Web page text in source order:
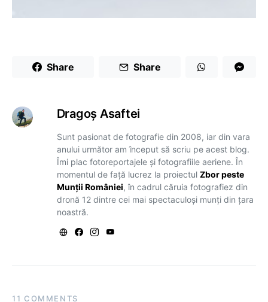
Share Share
Dragoş Asaftei
Sunt pasionat de fotografie din 2008, iar din vara
anului următor am început să scriu pe acest blog.
Îmi plac fotoreportajele și fotografiile aeriene. În
momentul de față lucrez la proiectul Zbor peste
Munții României, în cadrul căruia fotografiez din
dronă 12 dintre cei mai spectaculoși munți din țara
noastră.
11 COMMENTS